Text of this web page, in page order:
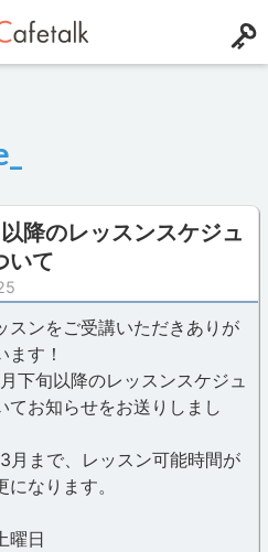
降のレッスンスケジュ
いて
スンをご受講いただきありが
ます！
下旬以降のレッスンスケジュ
てお知らせをお送りしまし
月まで、レッスン可能時間が
になります。
曜日